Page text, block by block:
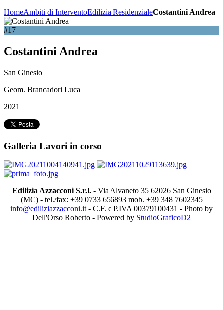
HomeAmbiti di InterventoEdilizia ResidenzialeCostantini Andrea
#17
Costantini Andrea
San Ginesio
Geom. Brancadori Luca
2021
Galleria Lavori in corso
Edilizia Azzacconi S.r.l.- Via Alvaneto 35 62026 San Ginesio
(MC) - tel./fax: +39 0733 656893 mob. +39 348 7602345
info@ediliziazzacconi.it - C.F. e P.IVA 00379100431 - Photo by
Dell'Orso Roberto - Powered by StudioGraficoD2